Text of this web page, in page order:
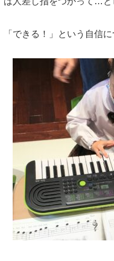
できる！」という自信